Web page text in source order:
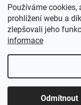
Používáme
prohlížení webu a
zlepšovali jeho
informace
Odmítnout
výsledek bez starostí
19/07/2025